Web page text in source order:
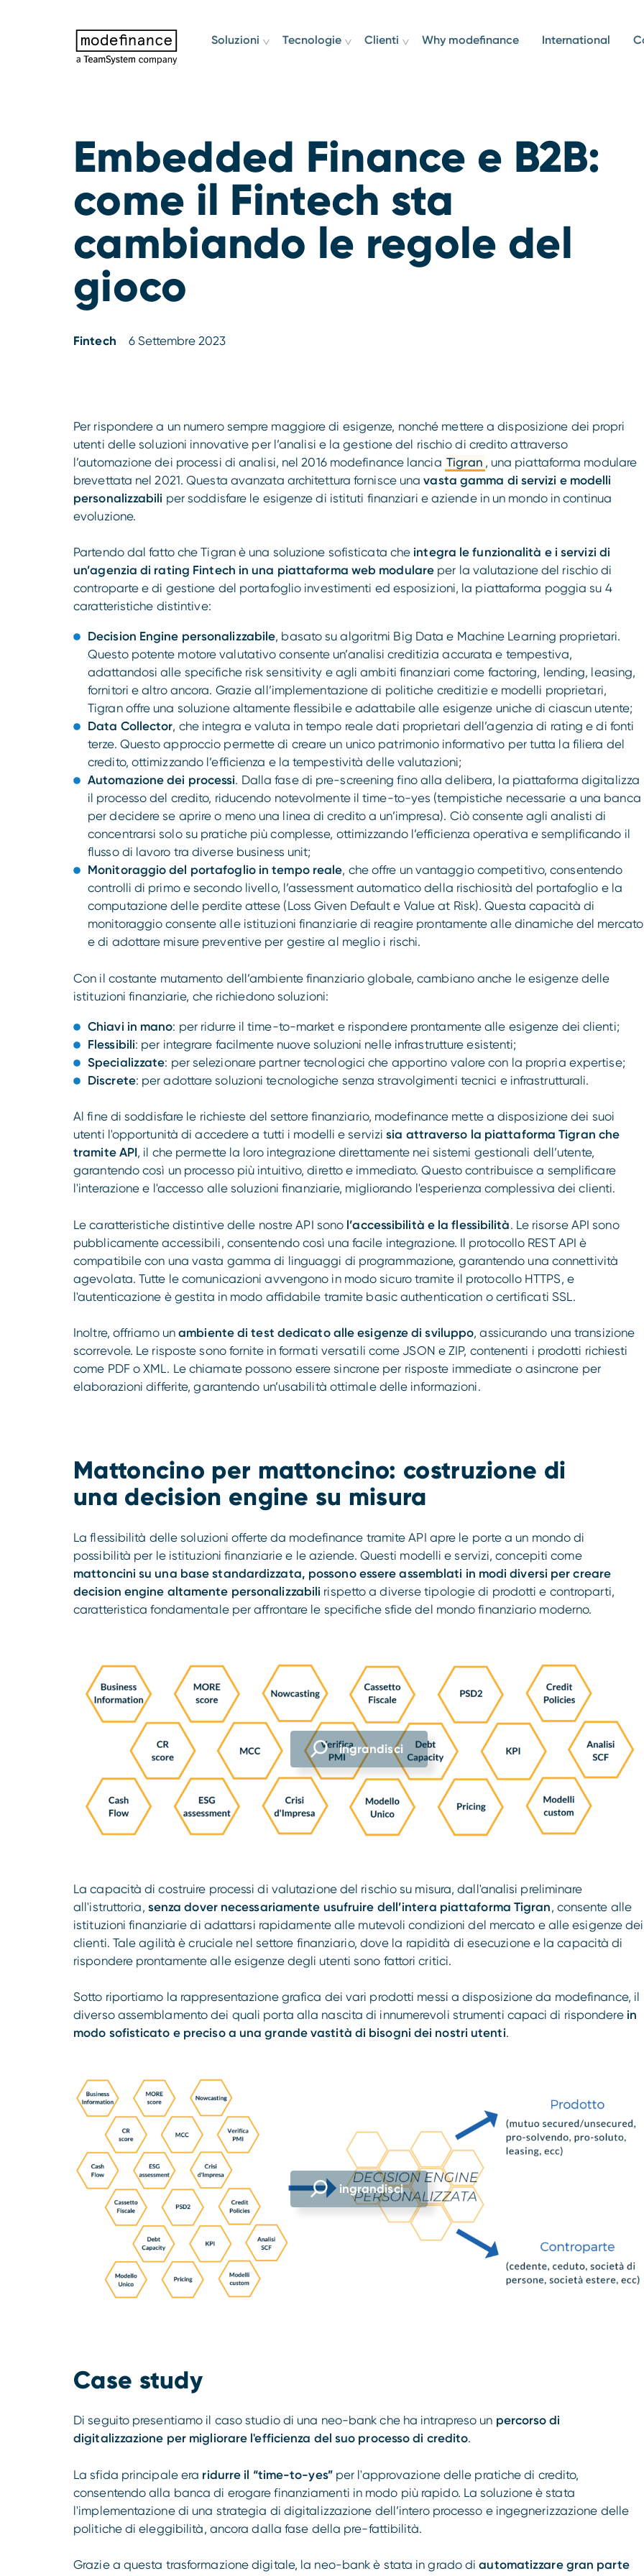
Soluzioni Tecnologie Clienti Why modefinance International
Embedded Finance e B2B:
come il Fintech sta
cambiando le regole del
gioco
Fintech 6 Settembre 2023
Per rispondere a un numero sempre maggiore di esigenze, nonché mettere a disposizione dei propri
utenti delle soluzioni innovative per l’analisi e la gestione del rischio di credito attraverso
l’automazione dei processi di analisi, nel 2016 modefinance lancia Tigran , una piattaforma modulare
brevettata nel 2021. Questa avanzata architettura fornisce unavasta gamma di servizi e modelli
personalizzabili per soddisfare le esigenze di istituti finanziari e aziende in un mondo in continua
evoluzione.
Partendo dal fatto che Tigran è una soluzione sofisticata che integra le funzionalità e i servizi di
un’agenzia di rating Fintech in una piattaforma web modulare per la valutazione del rischio di
controparte e di gestione del portafoglio investimenti ed esposizioni, la piattaforma poggia su 4
caratteristiche distintive:
Decision Engine personalizzabile, basato su algoritmi Big Data e Machine Learning proprietari.
Questo potente motore valutativo consente un’analisi creditizia accurata e tempestiva,
adattandosi alle specifiche risk sensitivity e agli ambiti finanziari come factoring, lending, leasing,
fornitori e altro ancora. Grazie all’implementazione di politiche creditizie e modelli proprietari,
Tigran offre una soluzione altamente flessibile e adattabile alle esigenze uniche di ciascun utente;
Data Collector, che integra e valuta in tempo reale dati proprietari dell’agenzia di rating e di fonti
terze. Questo approccio permette di creare un unico patrimonio informativo per tutta la filiera del
credito, ottimizzando l’efficienza e la tempestività delle valutazioni;
Automazione dei processi. Dalla fase di pre-screening fino alla delibera, la piattaforma digitalizza
il processo del credito, riducendo notevolmente il time-to-yes (tempistiche necessarie a una banca
per decidere se aprire o meno una linea di credito a un’impresa). Ciò consente agli analisti di
concentrarsi solo su pratiche più complesse, ottimizzando l’efficienza operativa e semplificando il
flusso di lavoro tra diverse business unit;
Monitoraggio del portafoglio in tempo reale, che offre un vantaggio competitivo, consentendo
controlli di primo e secondo livello, l’assessment automatico della rischiosità del portafoglio e la
computazione delle perdite attese (Loss Given Default e Value at Risk). Questa capacità di
monitoraggio consente alle istituzioni finanziarie di reagire prontamente alle dinamiche del mercato
e di adottare misure preventive per gestire al meglio i rischi.
Con il costante mutamento dell’ambiente finanziario globale, cambiano anche le esigenze delle
istituzioni finanziarie, che richiedono soluzioni:
Chiavi in mano: per ridurre il time-to-market e rispondere prontamente alle esigenze dei clienti;
Flessibili: per integrare facilmente nuove soluzioni nelle infrastrutture esistenti;
Specializzate: per selezionare partner tecnologici che apportino valore con la propria expertise;
Discrete: per adottare soluzioni tecnologiche senza stravolgimenti tecnici e infrastrutturali.
Al fine di soddisfare le richieste del settore finanziario, modefinance mette a disposizione dei suoi
utenti l'opportunità di accedere a tutti i modelli e servizisia attraverso la piattaforma Tigran che
tramite API, il che permette la loro integrazione direttamente nei sistemi gestionali dell’utente,
garantendo così un processo più intuitivo, diretto e immediato. Questo contribuisce a semplificare
l'interazione e l'accesso alle soluzioni finanziarie, migliorando l'esperienza complessiva dei clienti.
Le caratteristiche distintive delle nostre API sono l’accessibilità e la flessibilità. Le risorse API sono
pubblicamente accessibili, consentendo così una facile integrazione. Il protocollo REST API è
compatibile con una vasta gamma di linguaggi di programmazione, garantendo una connettività
agevolata. Tutte le comunicazioni avvengono in modo sicuro tramite il protocollo HTTPS, e
l'autenticazione è gestita in modo affidabile tramite basic authentication o certificati SSL.
Inoltre, offriamo unambiente di test dedicato alle esigenze di sviluppo, assicurando una transizione
scorrevole. Le risposte sono fornite in formati versatili come JSON e ZIP, contenenti i prodotti richiesti
come PDF o XML. Le chiamate possono essere sincrone per risposte immediate o asincrone per
elaborazioni differite, garantendo un’usabilità ottimale delle informazioni.
Mattoncino per mattoncino: costruzione di
una decision engine su misura
La flessibilità delle soluzioni offerte da modefinance tramite API apre le porte a un mondo di
possibilità per le istituzioni finanziarie e le aziende. Questi modelli e servizi, concepiti come
mattoncini su una base standardizzata, possono essere assemblati in modi diversi per creare
decision engine altamente personalizzabili rispetto a diverse tipologie di prodotti e controparti,
caratteristica fondamentale per affrontare le specifiche sfide del mondo finanziario moderno.
ingrandisci
La capacità di costruire processi di valutazione del rischio su misura, dall'analisi preliminare
all'istruttoria, senza dover necessariamente usufruire dell’intera piattaforma Tigran, consente alle
istituzioni finanziarie di adattarsi rapidamente alle mutevoli condizioni del mercato e alle esigenze dei
clienti. Tale agilità è cruciale nel settore finanziario, dove la rapidità di esecuzione e la capacità di
rispondere prontamente alle esigenze degli utenti sono fattori critici.
Sotto riportiamo la rappresentazione grafica dei vari prodotti messi a disposizione da modefinance, il
diverso assemblamento dei quali porta alla nascita di innumerevoli strumenti capaci di rispondere in
modo sofisticato e preciso a una grande vastità di bisogni dei nostri utenti.
ingrandisci
Case study
Di seguito presentiamo il caso studio di una neo-bank che ha intrapreso un percorso di
digitalizzazione per migliorare l'efficienza del suo processo di credito.
La sfida principale era ridurre il “time-to-yes”per l'approvazione delle pratiche di credito,
consentendo alla banca di erogare finanziamenti in modo più rapido. La soluzione è stata
l'implementazione di una strategia di digitalizzazione dell’intero processo e ingegnerizzazione delle
politiche di eleggibilità, ancora dalla fase della pre-fattibilità.
Grazie a questa trasformazione digitale, la neo-bank è stata in grado diautomatizzare gran parte